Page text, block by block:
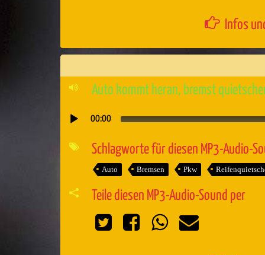
Infos
Auto kommt heran, bremst
Audio-
Player
00:00
Schlagworte für diesen MP3-Audio-
Auto Bremsen Pkw
Teile diesen MP3-Audio-Sound per